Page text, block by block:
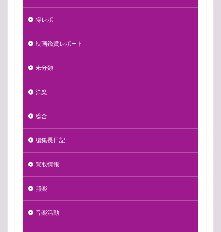
得レポ
映画鑑賞レポート
未分類
洋楽
総合
編集長日記
買取情報
邦楽
音楽活動